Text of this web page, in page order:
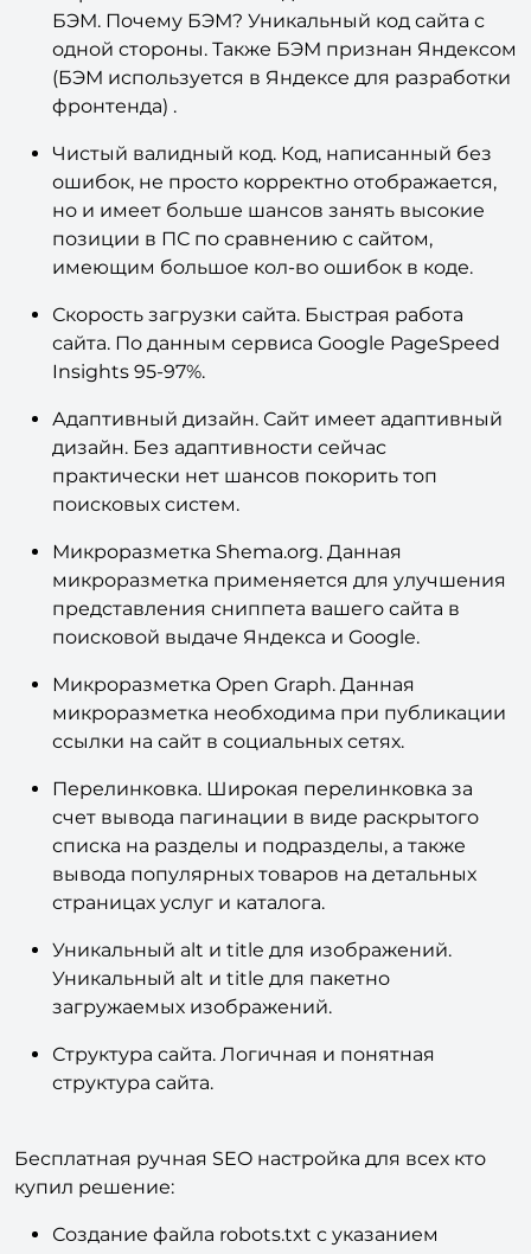
Верстка по БЭМ. Сайт сделан по технологии
БЭМ. Почему БЭМ? Уникальный код сайта с
одной стороны. Также БЭМ признан Яндексом
(БЭМ используется в Яндексе для разработки
фронтенда) .
Чистый валидный код. Код, написанный без
ошибок, не просто корректно отображается,
но и имеет больше шансов занять высокие
позиции в ПС по сравнению с сайтом,
имеющим большое кол-во ошибок в коде.
Скорость загрузки сайта. Быстрая работа
сайта. По данным сервиса Google PageSpeed
Insights 95-97%.
Адаптивный дизайн. Сайт имеет адаптивный
дизайн. Без адаптивности сейчас
практически нет шансов покорить топ
поисковых систем.
Микроразметка Shema.org. Данная
микроразметка применяется для улучшения
представления сниппета вашего сайта в
поисковой выдаче Яндекса и Google.
Микроразметка Open Graph. Данная
микроразметка необходима при публикации
ссылки на сайт в социальных сетях.
Перелинковка. Широкая перелинковка за
счет вывода пагинации в виде раскрытого
списка на разделы и подразделы, а также
вывода популярных товаров на детальных
страницах услуг и каталога.
Уникальный alt и title для изображений.
Уникальный alt и title для пакетно
загружаемых изображений.
Структура сайта. Логичная и понятная
Бесплатная ручная SEO настройка для всех кто
купил решение: